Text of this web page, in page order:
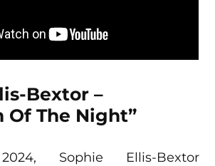
Bextor –
Of The Night”
Sophie Ellis-Bextor